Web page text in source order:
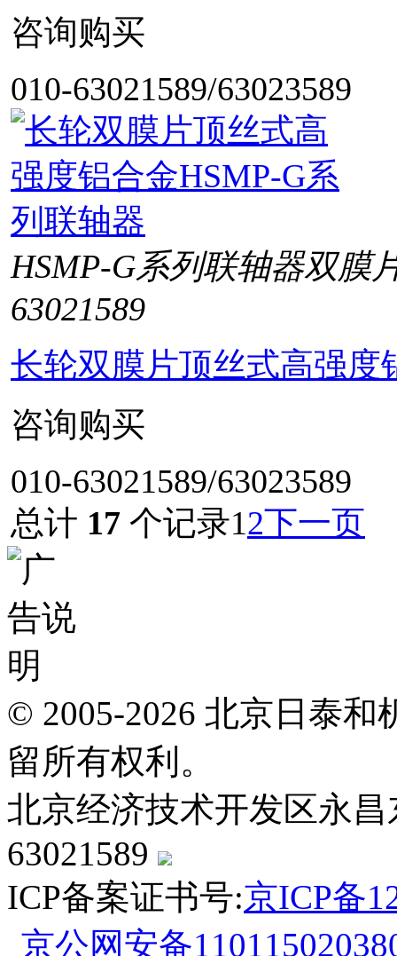
咨询购买
010-63021589/63023589
HSMP-G系列联轴器双膜
63021589
长轮双膜片顶丝式高强度
咨询购买
010-63021589/63023589
总计 17 个记录12下一页
© 2005-2026 北京日泰
留所有权利。
北京经济技术开发区永
63021589
ICP备案证书号:京ICP备
京公网安备